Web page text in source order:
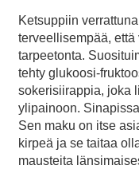
Ketsuppiin
terveellisempää,
tarpeetonta.
tehty glukoosi-
sokerisiirappia, joka
ylipainoon.
Sen maku on itse
kirpeä ja se taitaa
mausteita